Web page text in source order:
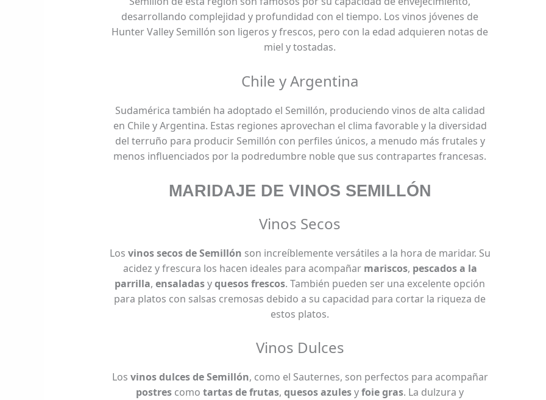
desarrollando complejidad y profundidad con el tiempo. Los vinos jóvenes de
Hunter Valley Semillón son ligeros y frescos, pero con la edad adquieren notas de
miel y tostadas.
Chile y Argentina
Sudamérica también ha adoptado el Semillón, produciendo vinos de alta calidad
en Chile y Argentina. Estas regiones aprovechan el clima favorable y la diversidad
del terruño para producir Semillón con perfiles únicos, a menudo más frutales y
menos influenciados por la podredumbre noble que sus contrapartes francesas.
MARIDAJE DE VINOS SEMILLÓN
Vinos Secos
Los vinos secos de Semillón son increíblemente versátiles a la hora de maridar. Su
acidez y frescura los hacen ideales para acompañar mariscos, pescados a la
parrilla, ensaladasyquesos frescos. También pueden ser una excelente opción
para platos con salsas cremosas debido a su capacidad para cortar la riqueza de
estos platos.
Vinos Dulces
Los vinos dulces de Semillón, como el Sauternes, son perfectos para acompañar
postres como tartas de frutas, quesos azulesyfoie gras. La dulzura y